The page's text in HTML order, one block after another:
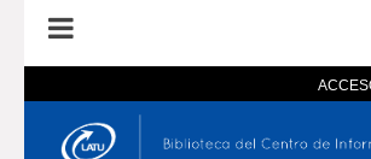
En el catálogo En